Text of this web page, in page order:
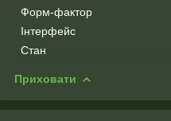
Форм-фактор
Інтерфейс
Стан
Приховати